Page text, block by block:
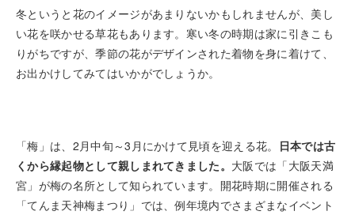
冬というと花のイメージがあまりないかもしれませんが、美し
い花を咲かせる草花もあります。寒い冬の時期は家に引きこも
りがちですが、季節の花がデザインされた着物を身に着けて、
お出かけしてみてはいかがでしょうか。
「梅」は、2月中旬～3月にかけて見頃を迎える花。 日本では古
くから縁起物として親しまれてきました。 大阪では「大阪天満
宮」が梅の名所として知られています。開花時期に開催される
「てんま天神梅まつり」では、例年境内でさまざまなイベント